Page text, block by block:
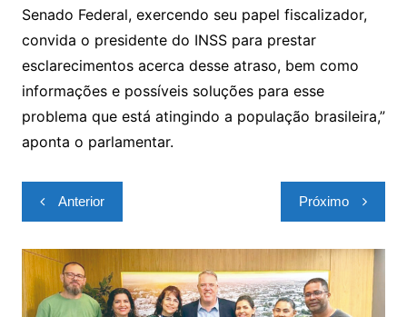
Senado Federal, exercendo seu papel fiscalizador,
convida o presidente do INSS para prestar
esclarecimentos acerca desse atraso, bem como
informações e possíveis soluções para esse
problema que está atingindo a população brasileira,”
aponta o parlamentar.
Navegação
de
Post
Anterior Próximo